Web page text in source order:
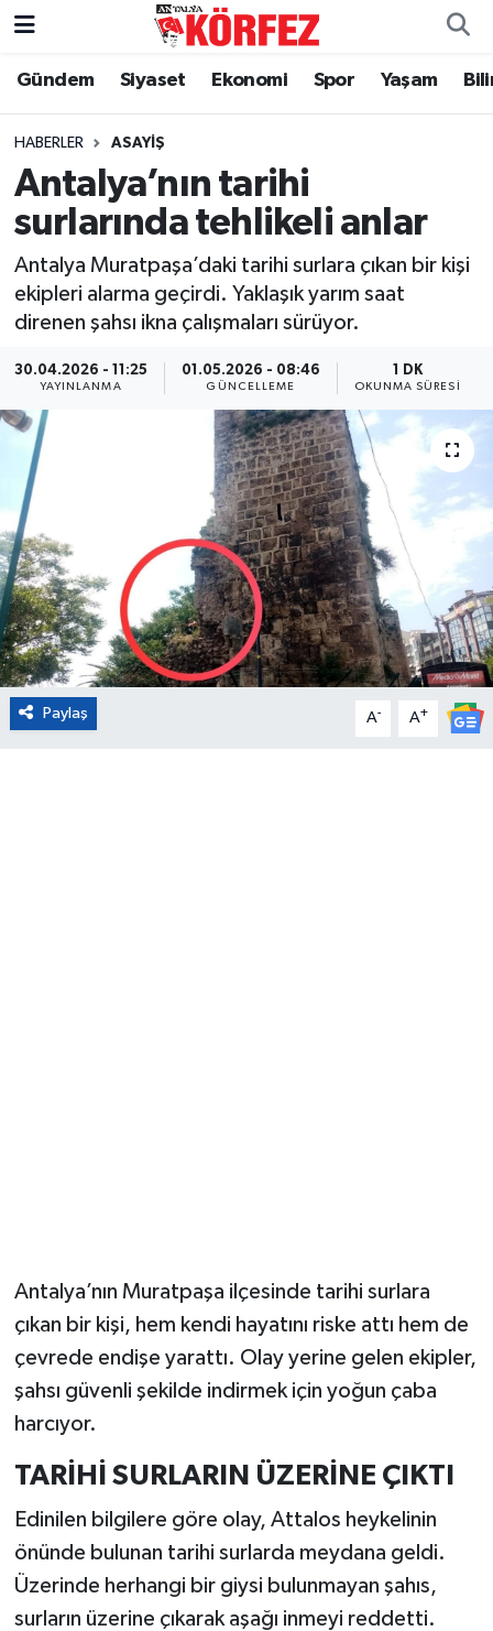
Gündem Siyaset Ekonomi Spor Yaşam
HABERLER ASAYIŞ
Antalya’nın tarihi
surlarında tehlikeli anlar
Antalya Muratpaşa’daki tarihi surlara çıkan bir kişi
ekipleri alarma geçirdi. Yaklaşık yarım saat
direnen şahsı ikna çalışmaları sürüyor.
30.04.2026 - 11:25
YAYINLANMA
01.05.2026 - 08:46
GÜNCELLEME
1 DK
OKUNMA SÜRESI
Paylaş A- A+
Antalya’nın Muratpaşa ilçesinde tarihi surlara
çıkan bir kişi, hem kendi hayatını riske attı hem de
çevrede endişe yarattı. Olay yerine gelen ekipler,
şahsı güvenli şekilde indirmek için yoğun çaba
harcıyor.
TARİHİ SURLARIN ÜZERİNE ÇIKTI
Edinilen bilgilere göre olay, Attalos heykelinin
önünde bulunan tarihi surlarda meydana geldi.
Üzerinde herhangi bir giysi bulunmayan şahıs,
surların üzerine çıkarak aşağı inmeyi reddetti.
Gündem
Siyaset
Yerel Yönetim
Yaşam
Sağlık
Magazin
Turizm
Nöbetçi Eczaneler
Hava Durumu
Trafik Durumu
Tüm Manşetler
Son Dakika Haberleri